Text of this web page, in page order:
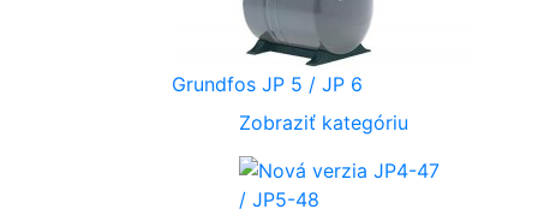
Grundfos JP 5 / JP 6
Zobraziť kategóriu